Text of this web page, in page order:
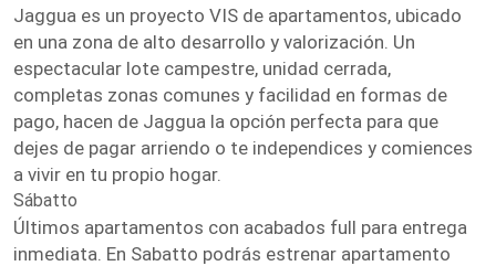
Jaggua es un proyecto VIS de apartamentos, ubicado
en una zona de alto desarrollo y valorización. Un
espectacular lote campestre, unidad cerrada,
completas zonas comunes y facilidad en formas de
pago, hacen de Jaggua la opción perfecta para que
dejes de pagar arriendo o te independices y comiences
a vivir en tu propio hogar.
Sábatto
Últimos apartamentos con acabados full para entrega
inmediata. En Sabatto podrás estrenar apartamento